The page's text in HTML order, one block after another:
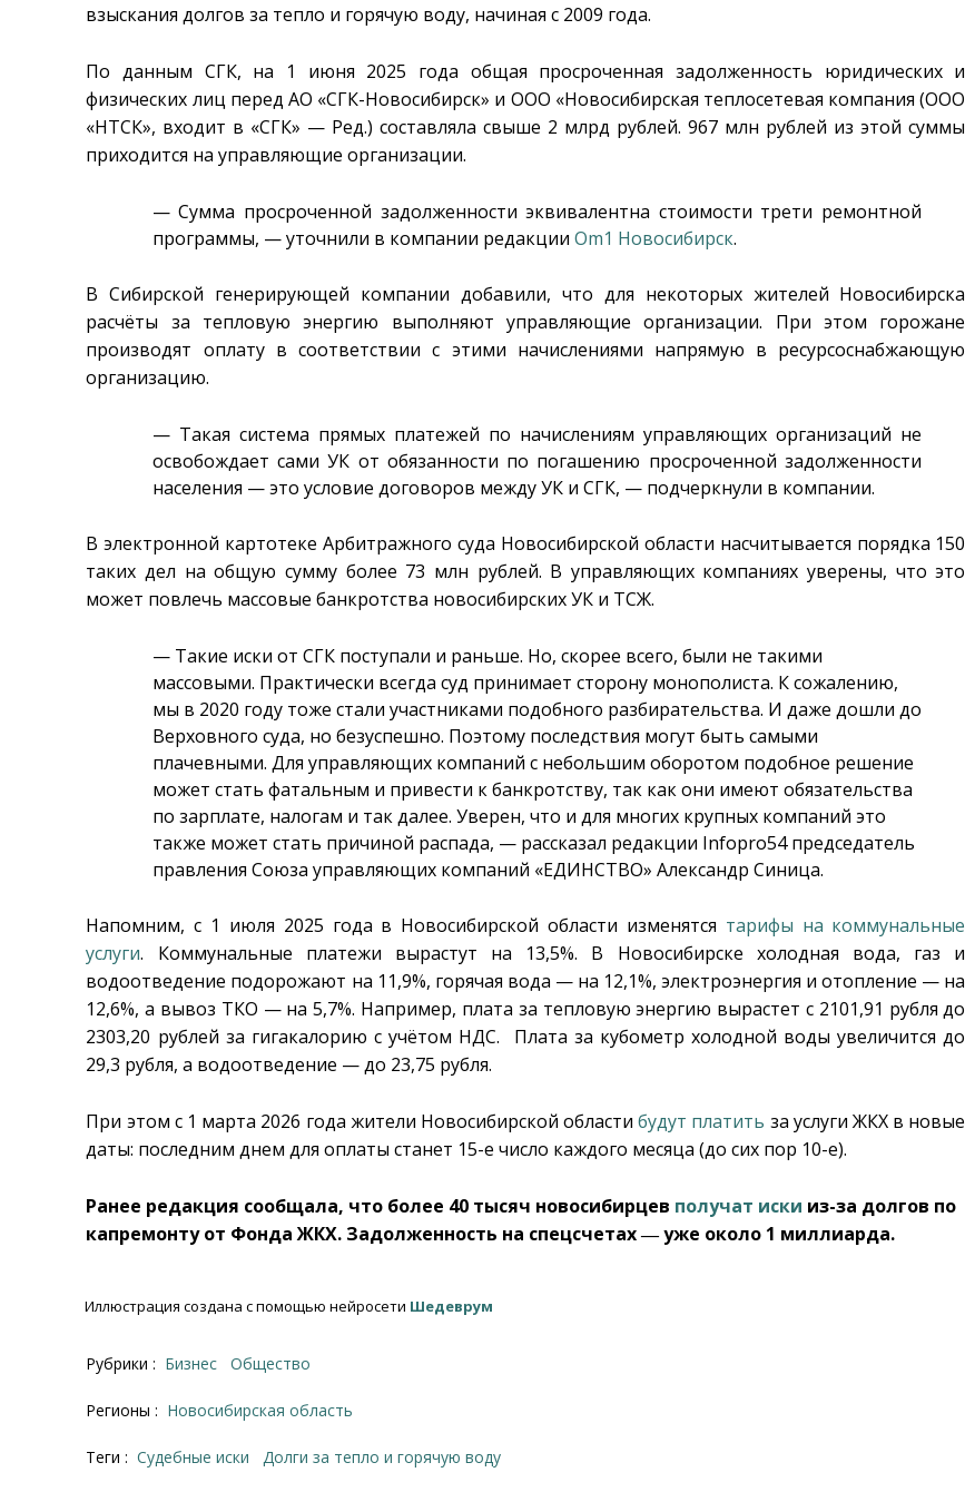
взыскания долгов за тепло и горячую воду, начиная с 2009 года.
По данным СГК, на 1 июня 2025 года общая просроченная задолженность юридических и
физических лиц перед АО «СГК-Новосибирск» и ООО «Новосибирская теплосетевая компания (ООО
«НТСК», входит в «СГК» — Ред.) составляла свыше 2 млрд рублей. 967 млн рублей из этой суммы
приходится на управляющие организации.
— Сумма просроченной задолженности эквивалентна стоимости трети ремонтной
программы, — уточнили в компании редакции Om1 Новосибирск.
В Сибирской генерирующей компании добавили, что для некоторых жителей Новосибирска
расчёты за тепловую энергию выполняют управляющие организации. При этом горожане
производят оплату в соответствии с этими начислениями напрямую в ресурсоснабжающую
организацию.
— Такая система прямых платежей по начислениям управляющих организаций не
освобождает сами УК от обязанности по погашению просроченной задолженности
населения — это условие договоров между УК и СГК, — подчеркнули в компании.
В электронной картотеке Арбитражного суда Новосибирской области насчитывается порядка 150
таких дел на общую сумму более 73 млн рублей. В управляющих компаниях уверены, что это
может повлечь массовые банкротства новосибирских УК и ТСЖ.
— Такие иски от СГК поступали и раньше. Но, скорее всего, были не такими
массовыми. Практически всегда суд принимает сторону монополиста. К сожалению,
мы в 2020 году тоже стали участниками подобного разбирательства. И даже дошли до
Верховного суда, но безуспешно. Поэтому последствия могут быть самыми
плачевными. Для управляющих компаний с небольшим оборотом подобное решение
может стать фатальным и привести к банкротству, так как они имеют обязательства
по зарплате, налогам и так далее. Уверен, что и для многих крупных компаний это
также может стать причиной распада, — рассказал редакции Infopro54 председатель
правления Союза управляющих компаний «ЕДИНСТВО» Александр Синица.
Напомним, с 1 июля 2025 года в Новосибирской области изменятся тарифы на коммунальные
услуги. Коммунальные платежи вырастут на 13,5%. В Новосибирске холодная вода, газ и
водоотведение подорожают на 11,9%, горячая вода — на 12,1%, электроэнергия и отопление — на
12,6%, а вывоз ТКО — на 5,7%. Например, плата за тепловую энергию вырастет с 2101,91 рубля до
2303,20 рублей за гигакалорию с учётом НДС. Плата за кубометр холодной воды увеличится до
29,3 рубля, а водоотведение — до 23,75 рубля.
При этом с 1 марта 2026 года жители Новосибирской областибудут платить за услуги ЖКХ в новые
даты: последним днем для оплаты станет 15-е число каждого месяца (до сих пор 10-е).
Ранее редакция сообщала, что более 40 тысяч новосибирцев получат иски из-за долгов по
капремонту от Фонда ЖКХ. Задолженность на спецсчетах ― уже около 1 миллиарда.
Иллюстрация создана с помощью нейросети Шедеврум
Рубрики : Бизнес Общество
Регионы : Новосибирская область
Теги : судебные иски Долги за тепло и горячую воду